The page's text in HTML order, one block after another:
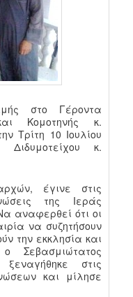
στο Γέροντα
Κομοτηνής κ.
Τρίτη 10 Ιουλίου
κ.
έγινε στις
της Ιεράς
αναφερθεί ότι οι
να συζητήσουν
την εκκλησία και
Σεβασμιώτατος
ξεναγήθηκε στις
και μίλησε